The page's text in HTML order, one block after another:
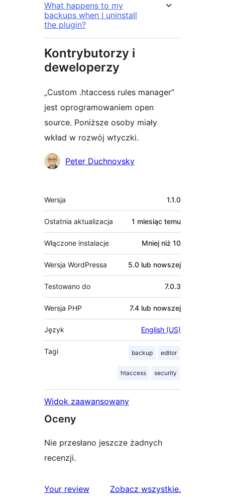
What happens to my
backups when I uninstall
the plugin?
Kontrybutorzy i
deweloperzy
„Custom .htaccess rules manager”
jest oprogramowaniem open
source. Poniższe osoby miały
wkład w rozwój wtyczki.
Zaangażowani
Peter Duchnovsky
Meta
Wersja 1.1.0
Ostatnia aktualizacja 1 miesiąc temu
Włączone instalacje Mniej niż 10
Wersja WordPressa 5.0 lub nowszej
Testowano do 7.0.3
Wersja PHP 7.4 lub nowszej
Język English (US)
Tagi backup editor
htaccess security
Widok zaawansowany
Oceny
Nie przesłano jeszcze żadnych
recenzji.
Your review Zobacz wszystkierecenzje
.